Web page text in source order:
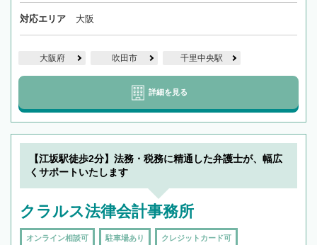
対応エリア 大阪
大阪府 吹田市 千里中央駅
詳細を見る
【江坂駅徒歩2分】法務・税務に精通した弁護士が、幅広
くサポートいたします
クラルス法律会計事務所
オンライン相談可 駐車場あり クレジットカード可